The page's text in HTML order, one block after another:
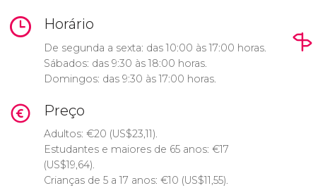
Horário
De segunda a sexta: das 10:00 às 17:00 horas.
Sábados: das 9:30 às 18:00 horas.
Domingos: das 9:30 às 17:00 horas.
Preço
Adultos: €20 (US$23,11).
Estudantes e maiores de 65 anos: €17
(US$19,64).
Crianças de 5 a 17 anos: €10 (US$11,55).